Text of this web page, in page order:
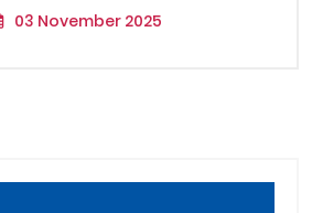
03 November 2025